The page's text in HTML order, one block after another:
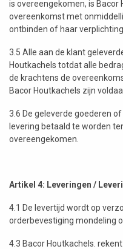
is overeengekomen, is Bacor
overeenkomst met
ontbinden of haar
3.5 Alle aan de klant
Houtkachels totdat alle
de krachtens de
Bacor Houtkachels zijn
3.6 De geleverde goederen
levering betaald te worden
overeengekomen.
Artikel 4: Leveringen /
4.1 De levertijd wordt op
orderbevestiging mondeling
4.3 Bacor Houtkachels.